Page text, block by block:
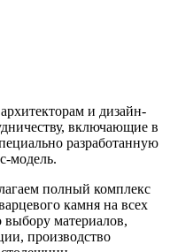
и дизайн-
включающие в
разработанную
модель.
полный комплекс
камня на всех
выбору материалов,
производство